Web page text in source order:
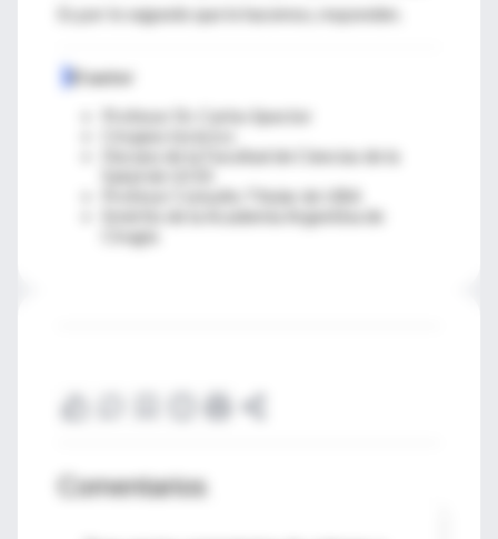
Es por lo segundo que lo hacemos, responden.
El autor
Profesor Dr. Carlos Spector
Decano de la Facultad de Ciencias de la
Profesor Consulto Titular de UBA
Emérito de la Academia Argentina de
Comentarios